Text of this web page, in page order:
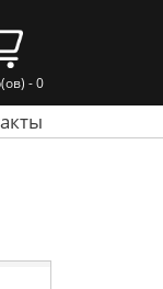
- 0